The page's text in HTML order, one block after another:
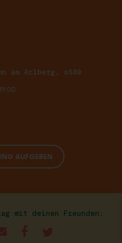
am Arlberg, 6580
AUFGEBEN
mit deinen Freunden: